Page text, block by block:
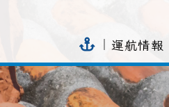
運航情報